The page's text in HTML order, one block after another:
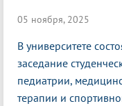
05 ноября, 2025
В университете
заседание
педиатрии,
терапии и